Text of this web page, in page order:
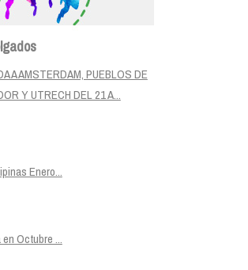
A AMSTERDAM, PUEBLOS DE
Y UTRECH DEL 21 A...
Enero...
Octubre ...